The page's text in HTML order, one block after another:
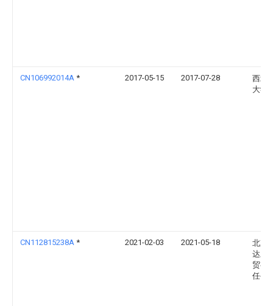
CN106992014A * 2017-05-15 2017-07-28
西北
大学
CN112815238A * 2021-02-03 2021-05-18
北京
达宏
贸有
任公